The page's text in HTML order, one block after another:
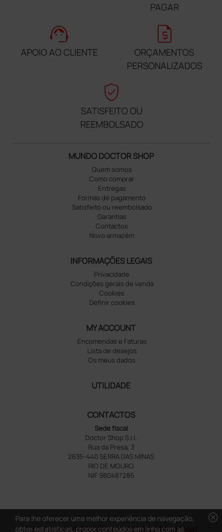
PAGAR
support_agent
APOIO AO CLIENTE
request_quote
ORÇAMENTOS
PERSONALIZADOS
verified_user
SATISFEITO OU
REEMBOLSADO
MUNDO DOCTOR SHOP
Quem somos
Como comprar
Entregas
Formas de pagamento
Satisfeito ou reembolsado
Garantias
Contactos
Novo armazém
INFORMAÇÕES LEGAIS
Privacidade
Condições gerais de venda
Cookies
Definir cookies
MY ACCOUNT
Encomendas e Faturas
Lista de desejos
Os meus dados
UTILIDADE
CONTACTOS
Sede fiscal
Doctor Shop S.r.l.
Rua da Presa, 3
2635-440 SERRA DAS MINAS
RIO DE MOURO
NIF 980487285
cancel
Para lhe oferecer uma melhor experiência de navegação,
obter estatísticas, propor conteúdos em linha com as